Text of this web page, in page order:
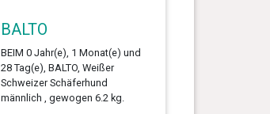
BALTO
BEIM 0 Jahr(e), 1 Monat(e) und
28 Tag(e), BALTO, Weißer
Schweizer Schäferhund
männlich , gewogen 6.2 kg.